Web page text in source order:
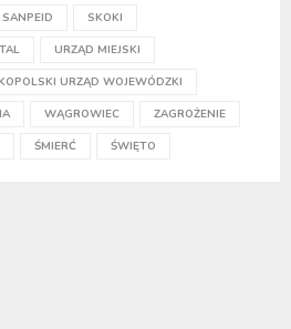
SANPEID SKOKI
URZĄD MIEJSKI
URZĄD WOJEWÓDZKI
WĄGROWIEC ZAGROŻENIE
ŚMIERĆ ŚWIĘTO